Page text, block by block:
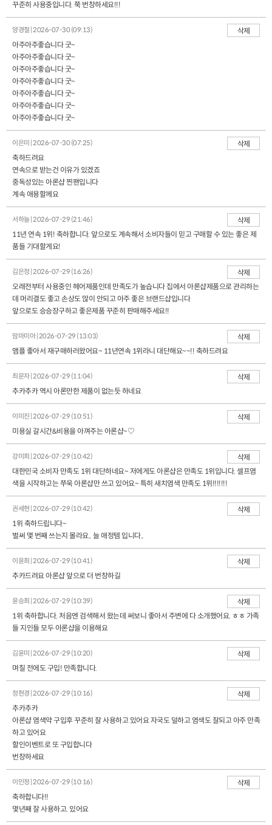
꾸준히 사용중입니다. 쭉 번창하세요!!!
양경철 | 2026-07-30 (09:13)
삭제
아주아주좋습니다 굿~
아주아주좋습니다 굿~
아주아주좋습니다 굿~
아주아주좋습니다 굿~
아주아주좋습니다 굿~
아주아주좋습니다 굿~
아주아주좋습니다 굿~
이은미 | 2026-07-30 (07:25)
삭제
축하드려요
연속으로 받는건 이유가 있겠죠
중독성있는 아론샵 찐팬입니다
계속 애용할께요
서하늘 | 2026-07-29 (21:46)
삭제
11년 연속 1위! 축하합니다. 앞으로도 계속해서 소비자들이 믿고 구매할 수 있는 좋은 제
품들 기대할게요!
김은정 | 2026-07-29 (16:26)
삭제
오래전부터 사용중인 헤어제품인데 만족도가 높습니다 집에서 아론샵제품으로 관리하는
데 머리결도 좋고 손상도 많이 안되고 아주 좋은 브랜드샵입니다
앞으로도 승승장구하고 좋은제품 꾸준히 판매해주세요!!
맘마미아 | 2026-07-29 (13:03)
삭제
앰플 좋아서 재구매하러왔어요~ 11년연속 1위라니 대단해요~~!! 축하드려요
최문자 | 2026-07-29 (11:04)
삭제
추카추카 역시 아론만한 제품이 없는듯 하네요
이미진 | 2026-07-29 (10:51)
삭제
미용실 갈시간&비용을 아껴주는 아론샵~♡
강미희 | 2026-07-29 (10:42)
삭제
대한민국 소비자 만족도 1위 대단하네요~ 저에게도 아론샵은 만족도 1위입니다. 셀프염
색을 시작하고는 쭈욱 아론샵만 쓰고 있어요~ 특히 새치염색 만족도 1위!!!!!!!
권세현 | 2026-07-29 (10:42)
삭제
1위 축하드립니다~
벌써 몇 번째 쓰는지 몰라요.. 늘 애정템 입니다..
이윤희 | 2026-07-29 (10:41)
삭제
추카드려요 아론샵 앞으로 더 번창하길
윤승희 | 2026-07-29 (10:39)
삭제
1위 축하합니다. 처음엔 검색해서 왔는데 써보니 좋아서 주변에 다 소개했어요. ㅎㅎ 가족
들 지인들 모두 아론샵을 이용해요
김윤미 | 2026-07-29 (10:20)
삭제
며칠 전에도 구입! 만족합니다.
정현경 | 2026-07-29 (10:16)
삭제
추카추카
아론샵 염색약 구입후 꾸준히 잘 사용하고 있어요 자국도 덜하고 염색도 잘되고 아주 만족
하고 있어요
할인이벤트로 또 구입합니다
번창하세요
이인정 | 2026-07-29 (10:16)
삭제
축하합니다!!
몇년째 잘 사용하고. 있어요